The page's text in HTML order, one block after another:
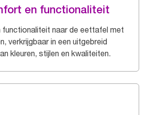
en functionaliteit
functionaliteit naar de eettafel met
verkrijgbaar in een uitgebreid
kleuren, stijlen en kwaliteiten.